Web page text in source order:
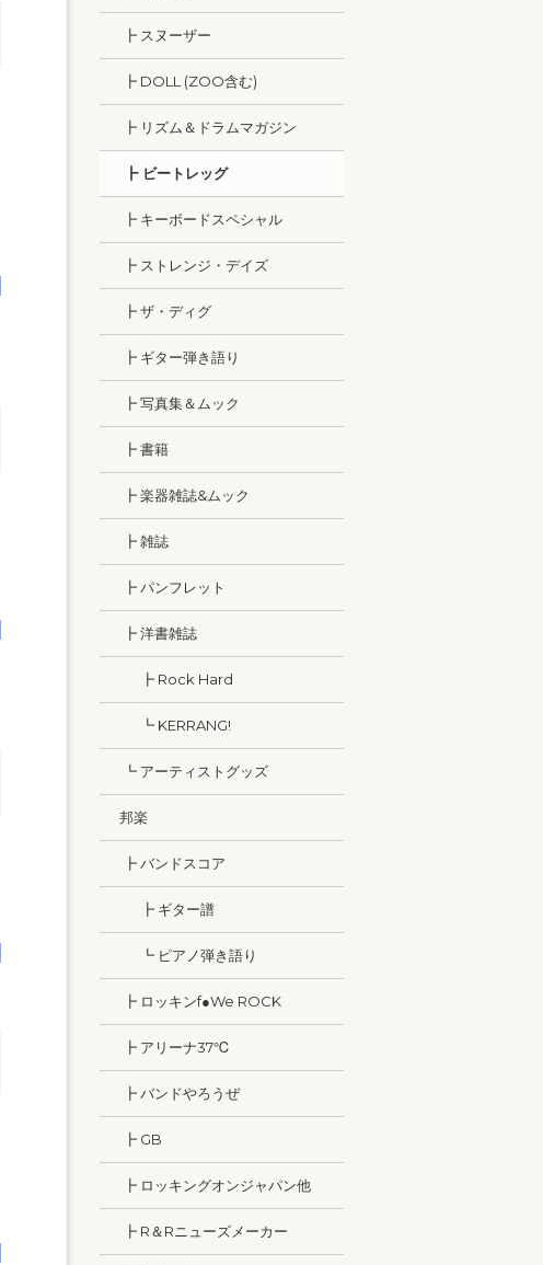
┣ スヌーザー
┣ DOLL (ZOO含む)
┣ リズム＆ドラムマガジン
┣ ビートレッグ
┣ キーボードスペシャル
┣ ストレンジ・デイズ
┣ ザ・ディグ
┣ ギター弾き語り
┣ 写真集＆ムック
┣ 書籍
┣ 楽器雑誌&ムック
┣ 雑誌
┣ パンフレット
┣ 洋書雑誌
┣ Rock Hard
┗ KERRANG!
┗ アーティストグッズ
邦楽
┣ バンドスコア
┣ ギター譜
┗ ピアノ弾き語り
┣ ロッキンf●We ROCK
┣ アリーナ37℃
┣ バンドやろうぜ
┣ GB
┣ ロッキングオンジャパン他
┣ R＆Rニューズメーカー